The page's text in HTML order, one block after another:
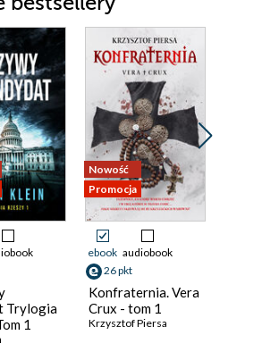
Trylogia
1
Nowość
Promocja
ebook audiobook
26 pkt
Konfraternia. Vera
Crux - tom 1
Krzysztof Piersa